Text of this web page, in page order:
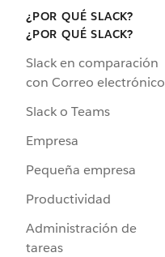
¿POR QUÉ SLACK?
¿POR QUÉ SLACK?
Slack en comparación
con Correo electrónico
Slack o Teams
Empresa
Pequeña empresa
Productividad
Administración de
tareas